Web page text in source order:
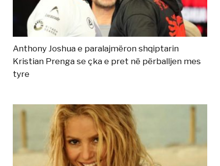
Anthony Joshua e paralajmëron shqiptarin
Kristian Prenga se çka e pret në përballjen mes
tyre